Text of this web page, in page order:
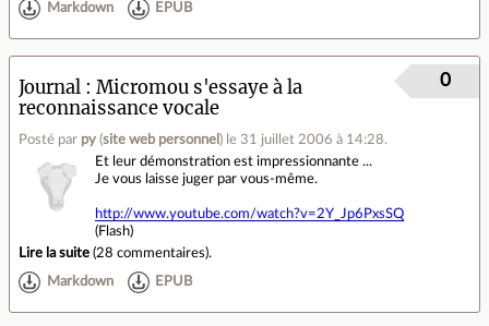
Markdown EPUB
Journal
Micromou s'essaye à la
reconnaissance vocale
Posté par py (site web personnel ) le 31 juillet 2006 à 14:28.
0
Et leur démonstration est impressionnante ...
Je vous laisse juger par vous-même.
http://www.youtube.com/watch?v=2Y_Jp6PxsSQ
(Flash)
Lire la suite (28 commentaires).
Markdown EPUB